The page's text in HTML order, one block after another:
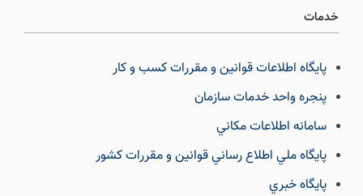
خدمات
پايگاه اطلاعات قوانين و مقررات كسب و كار
پنجره واحد خدمات سازمان
سامانه اطلاعات مكاني
پايگاه ملي اطلاع رساني قوانين و مقررات كشور
پايگاه خبري